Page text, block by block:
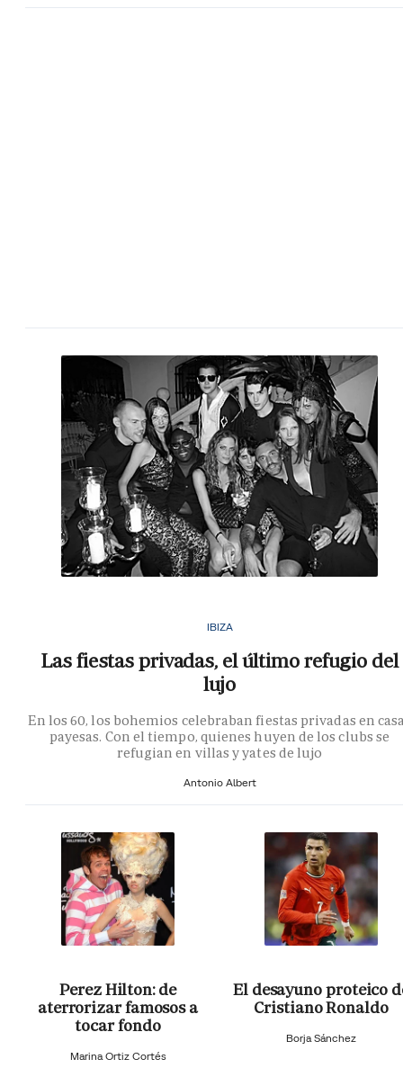
IBIZA
Las fiestas privadas, el último refugio del
lujo
En los 60, los bohemios celebraban fiestas privadas en
payesas. Con el tiempo, quienes huyen de los clubs se
refugian en villas y yates de lujo
Antonio Albert
Perez Hilton: de
aterrorizar famosos a
tocar fondo
Marina Ortiz Cortés
El desayuno proteico
Cristiano Ronaldo
Borja Sánchez